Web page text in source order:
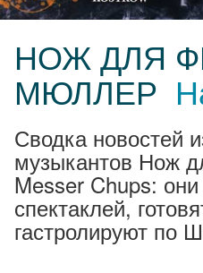
НОЖ ДЛЯ
МЮЛЛЕР
Сводка новостей
музыкантов Нож
Messer Chups:
спектаклей,
гастролируют по